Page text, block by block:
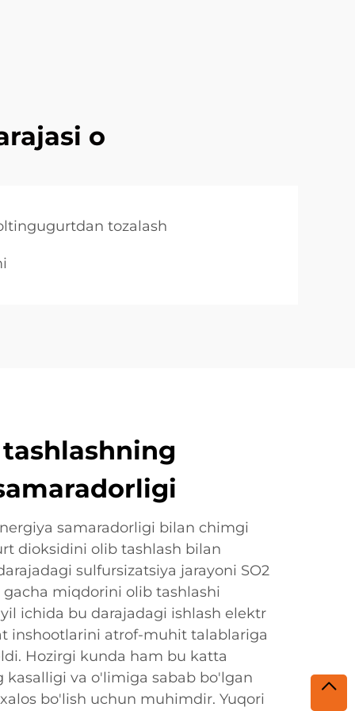
o
tozalash
samaradorligi bilan chimgi
dioksidini olib tashlash bilan
sulfursizatsiya jarayoni SO2
miqdorini olib tashlashi
ichida bu darajadagi ishlash elektr
inshootlarini atrof-muhit talablariga
Hozirgi kunda ham bu katta
kasalligi va o'limiga sabab bo'lgan
bo'lish uchun muhimdir. Yuqori